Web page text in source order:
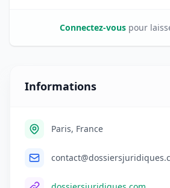
Connectez-vous pour
Informations
Paris, France